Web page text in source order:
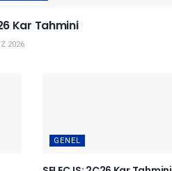
Kar Tahmini
2026
GENEL